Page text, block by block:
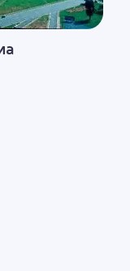
вы уже
отдых в